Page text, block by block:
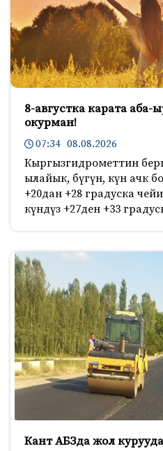
8-августка карата
окурман!
07:34 08.08.2026
Кыргызгидрометтин
ылайык, бүгүн, күн ачк
+20дан +28 градуска
күндүз +27ден +33
Кант АБЗда жол